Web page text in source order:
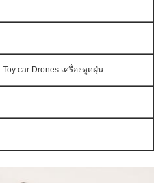
Toy car Drones เครื่องดูดฝุ่น